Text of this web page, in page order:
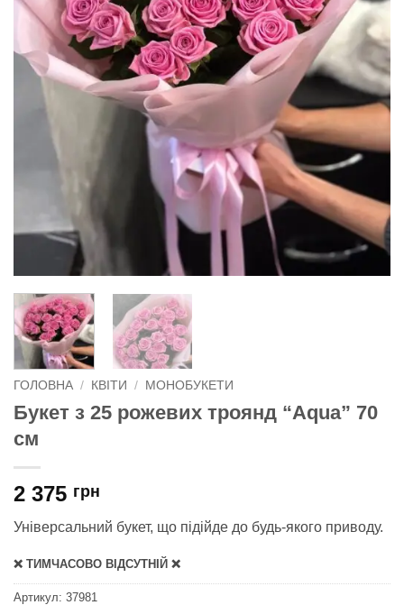
ГОЛОВНА / КВІТИ / МОНОБУКЕТИ
Букет з 25 рожевих троянд “Aqua” 70
см
2 375 грн
Універсальний букет, що підійде до будь-якого приводу.
❌ ТИМЧАСОВО ВІДСУТНІЙ ❌
Артикул: 37981